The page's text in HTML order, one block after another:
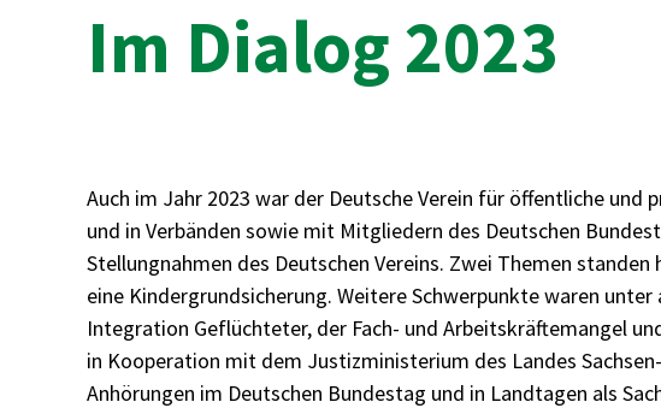
Im Dialog 2023
Auch im Jahr 2023 war der Deutsche Verein für öffentliche
und in Verbänden sowie mit Mitgliedern des Deutschen
Stellungnahmen des Deutschen Vereins. Zwei Themen
eine Kindergrundsicherung. Weitere Schwerpunkte waren
Integration Geflüchteter, der Fach- und Arbeitskräftemangel
in Kooperation mit dem Justizministerium des Landes
Anhörungen im Deutschen Bundestag und in Landtagen als